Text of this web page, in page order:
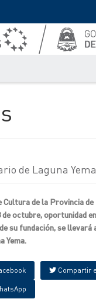
de Laguna Yema
Cultura de la Provincia
de octubre, oportunidad
su fundación, se
Yema.
Compartir